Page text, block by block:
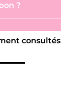
?
consultés